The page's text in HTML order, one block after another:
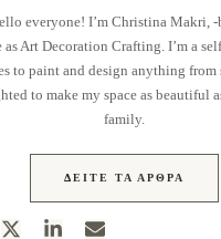
everyone! I’m Christina Makri,
as Art Decoration Crafting. I’m a
to paint and design anything from
to make my space as beautiful
family.
ΔΕΊΤΕ ΤΑ ΆΡΘΡΑ